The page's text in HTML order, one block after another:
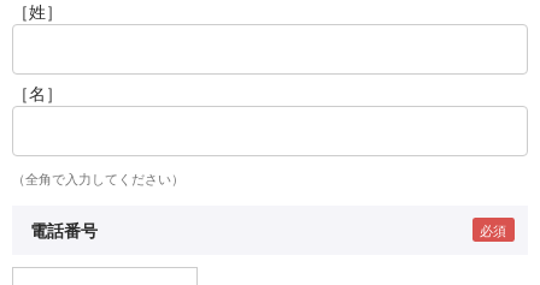
［姓］
［名］
（全角で入力してください）
電話番号